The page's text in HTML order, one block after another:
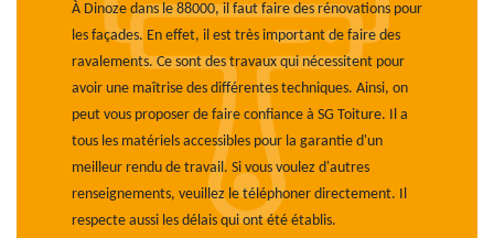
À Dinoze dans le 88000, il faut faire des rénovations pour
les façades. En effet, il est très important de faire des
ravalements. Ce sont des travaux qui nécessitent pour
avoir une maîtrise des différentes techniques. Ainsi, on
peut vous proposer de faire confiance à SG Toiture. Il a
tous les matériels accessibles pour la garantie d'un
meilleur rendu de travail. Si vous voulez d'autres
renseignements, veuillez le téléphoner directement. Il
respecte aussi les délais qui ont été établis.